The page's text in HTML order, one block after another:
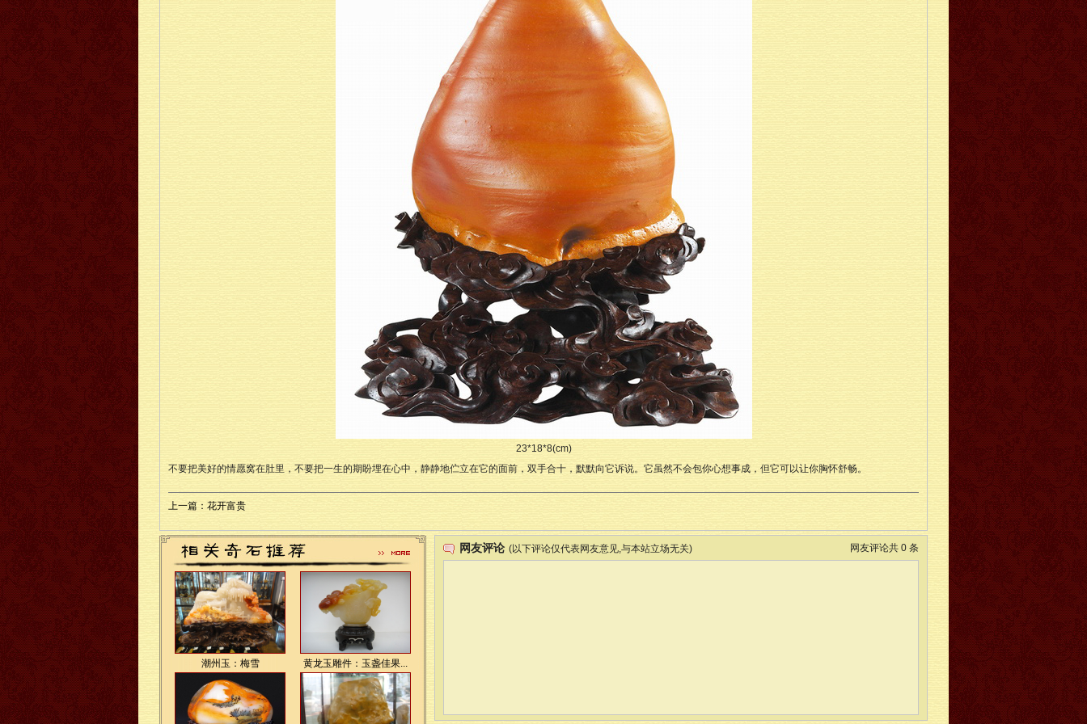
23*18*8(cm)
不要把美好的情愿窝在肚里，不要把一生的期盼埋在心中，静静地伫立在它的面前，双手合十，默默向它诉说。它虽然不会包你心想事成，但它可以让你胸怀舒畅。
上一篇：花开富贵
潮州玉：梅雪 黄龙玉雕件：玉盏佳果...
网友评论共 0 条
网友评论 (以下评论仅代表网友意见,与本站立场无关)